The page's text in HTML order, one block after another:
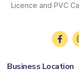
Licence and PVC
Business Location